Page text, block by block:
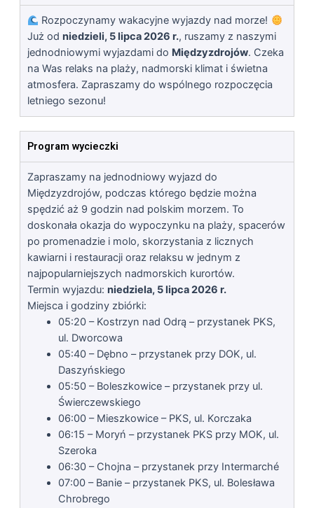
Rozpoczynamy wakacyjne wyjazdy nad morze!
Już od niedzieli, 5 lipca 2026 r., ruszamy z naszymi
jednodniowymi wyjazdami do Międzyzdrojów. Czeka
na Was relaks na plaży, nadmorski klimat i świetna
atmosfera. Zapraszamy do wspólnego rozpoczęcia
letniego sezonu!
Program wycieczki
Zapraszamy na jednodniowy wyjazd do
Międzyzdrojów, podczas którego będzie można
spędzić aż 9 godzin nad polskim morzem. To
doskonała okazja do wypoczynku na plaży, spacerów
po promenadzie i molo, skorzystania z licznych
kawiarni i restauracji oraz relaksu w jednym z
najpopularniejszych nadmorskich kurortów.
Termin wyjazdu: niedziela, 5 lipca 2026 r.
Miejsca i godziny zbiórki:
05:20 – Kostrzyn nad Odrą – przystanek PKS,
ul. Dworcowa
05:40 – Dębno – przystanek przy DOK, ul.
Daszyńskiego
05:50 – Boleszkowice – przystanek przy ul.
Świerczewskiego
06:00 – Mieszkowice – PKS, ul. Korczaka
06:15 – Moryń – przystanek PKS przy MOK, ul.
Szeroka
06:30 – Chojna – przystanek przy Intermarché
07:00 – Banie – przystanek PKS, ul. Bolesława
Chrobrego